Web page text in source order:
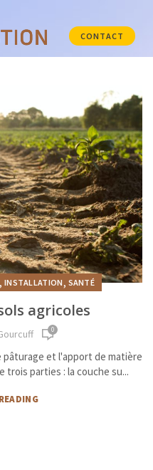
CONTACT
, INSTALLATION, SANTÉ
agricoles
0
pâturage et l'apport de matière
trois parties : la couche su...